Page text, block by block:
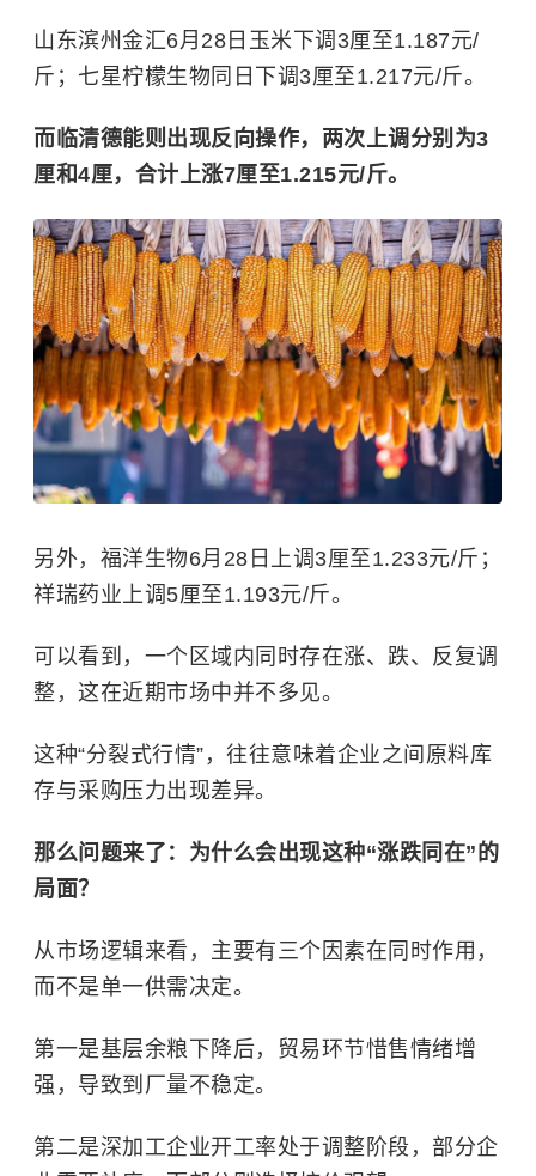
山东滨州金汇6月28日玉米下调3厘至1.187元/
斤；七星柠檬生物同日下调3厘至1.217元/斤。
而临清德能则出现反向操作，两次上调分别为3
厘和4厘，合计上涨7厘至1.215元/斤。
另外，福洋生物6月28日上调3厘至1.233元/斤；
祥瑞药业上调5厘至1.193元/斤。
可以看到，一个区域内同时存在涨、跌、反复调
整，这在近期市场中并不多见。
这种“分裂式行情”，往往意味着企业之间原料库
存与采购压力出现差异。
那么问题来了：为什么会出现这种“涨跌同在”的
局面？
从市场逻辑来看，主要有三个因素在同时作用，
而不是单一供需决定。
第一是基层余粮下降后，贸易环节惜售情绪增
强，导致到厂量不稳定。
第二是深加工企业开工率处于调整阶段，部分企